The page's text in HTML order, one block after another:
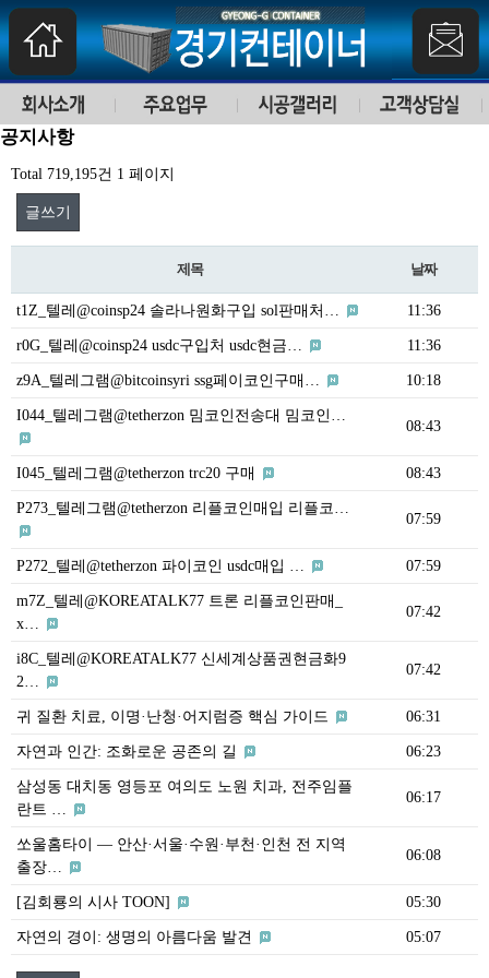
공지사항
Total 719,195건 1 페이지
글쓰기
제목 날짜
t1Z_텔레@coinsp24 솔라나원화구입 sol판매처… 11:36
r0G_텔레@coinsp24 usdc구입처 usdc현금… 11:36
z9A_텔레그램@bitcoinsyri ssg페이코인구매… 10:18
I044_텔레그램@tetherzon 밈코인전송대 밈코인…
08:43
I045_텔레그램@tetherzon trc20 구매 08:43
P273_텔레그램@tetherzon 리플코인매입 리플코…
07:59
P272_텔레@tetherzon 파이코인 usdc매입 … 07:59
m7Z_텔레@KOREATALK77 트론 리플코인판매_
x…
07:42
i8C_텔레@KOREATALK77 신세계상품권현금화9
2…
07:42
귀 질환 치료, 이명·난청·어지럼증 핵심 가이드 06:31
자연과 인간: 조화로운 공존의 길 06:23
삼성동 대치동 영등포 여의도 노원 치과, 전주임플
란트 …
06:17
쏘울홈타이 — 안산·서울·수원·부천·인천 전 지역
출장…
06:08
[김회룡의 시사 TOON] 05:30
자연의 경이: 생명의 아름다움 발견 05:07